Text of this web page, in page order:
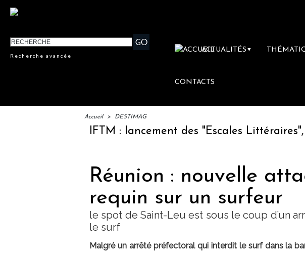
Recherche avancée
ACTUALITÉS ▼
CONTACTS
Accueil > DESTIMAG
IFTM : lancement des "Escales Littéraires",
Réunion : nouvelle
requin sur un surfeur
le spot de Saint-Leu est sous le coup d’un
le surf
Malgré un arrêté préfectoral qui interdit le surf dans la